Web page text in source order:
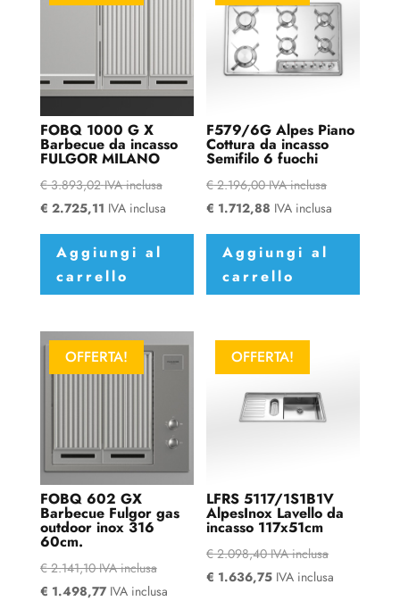
FOBQ 1000 G X
Barbecue da incasso
FULGOR MILANO
€3.893,02 IVA inclusa
€ 2.725,11 IVA inclusa
Aggiungi al
carrello
F579/6G Alpes Piano
Cottura da incasso
Semifilo 6 fuochi
€2.196,00 IVA inclusa
€ 1.712,88 IVA inclusa
Aggiungi al
carrello
OFFERTA!
FOBQ 602 GX
Barbecue Fulgor gas
outdoor inox 316
60cm.
€2.141,10 IVA inclusa
€ 1.498,77 IVA inclusa
OFFERTA!
LFRS 5117/1S1B1V
AlpesInox Lavello da
incasso 117x51cm
€2.098,40 IVA inclusa
€ 1.636,75 IVA inclusa